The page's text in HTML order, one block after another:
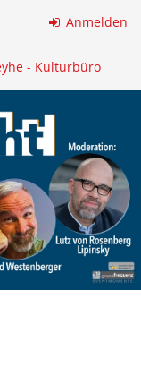
Anmelden
- Kulturbüro